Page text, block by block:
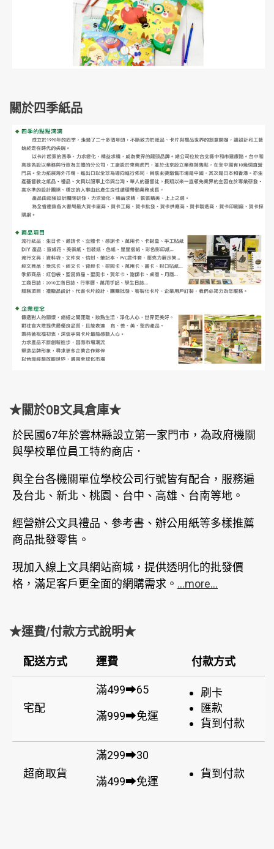
關於四季紙品
★關於OB文具倉庫★
於民國67年於雲林縣設立第一家門市，為政府機關
與學校單位員工特約商店．
與全台各機關單位學校公司行號皆有配合，服務遍
及台北、新北、桃園、台中、高雄、台南等地。
經營辦公文具禮品、參考書、辦公用紙等多樣推薦
商品批發零售。
現加入線上文具網站商城，提供透明化的批發價
格，滿足客戶更全面的網購需求。 ...more...
★運費/付款方式說明★
配送方式 運費 付款方式
宅配
滿499➡65
滿999➡免運
刷卡
匯款
貨到付款
超商取貨
滿299➡30
滿499➡免運
貨到付款